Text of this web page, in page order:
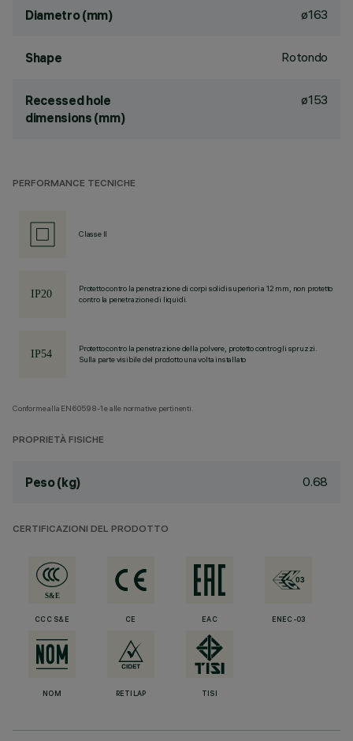
Diametro (mm) ø163
Shape Rotondo
Recessed hole
dimensions (mm)
ø153
PERFORMANCE TECNICHE
Classe II
Protetto contro la penetrazione di corpi solidi superiori a 12 mm, non protetto
contro la penetrazione di liquidi.
Protetto contro la penetrazione della polvere, protetto contro gli spruzzi.
Sulla parte visibile del prodotto una volta installato
Conforme alla EN60598-1 e alle normative pertinenti.
PROPRIETÀ FISICHE
Peso (kg) 0.68
CERTIFICAZIONI DEL PRODOTTO
CCC S&E CE EAC ENEC-03
NOM RETILAP TISI